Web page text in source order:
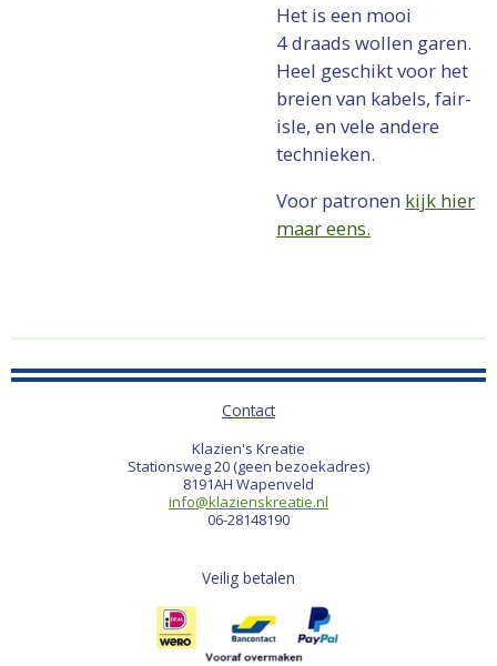
Het is een mooi
4 draads wollen garen.
Heel geschikt voor het
breien van kabels, fair-
isle, en vele andere
technieken.
Voor patronen kijk hier
maar eens.
Contact
Klazien's Kreatie
Stationsweg 20 (geen bezoekadres)
8191AH Wapenveld
info@klazienskreatie.nl
06-28148190
Veilig betalen